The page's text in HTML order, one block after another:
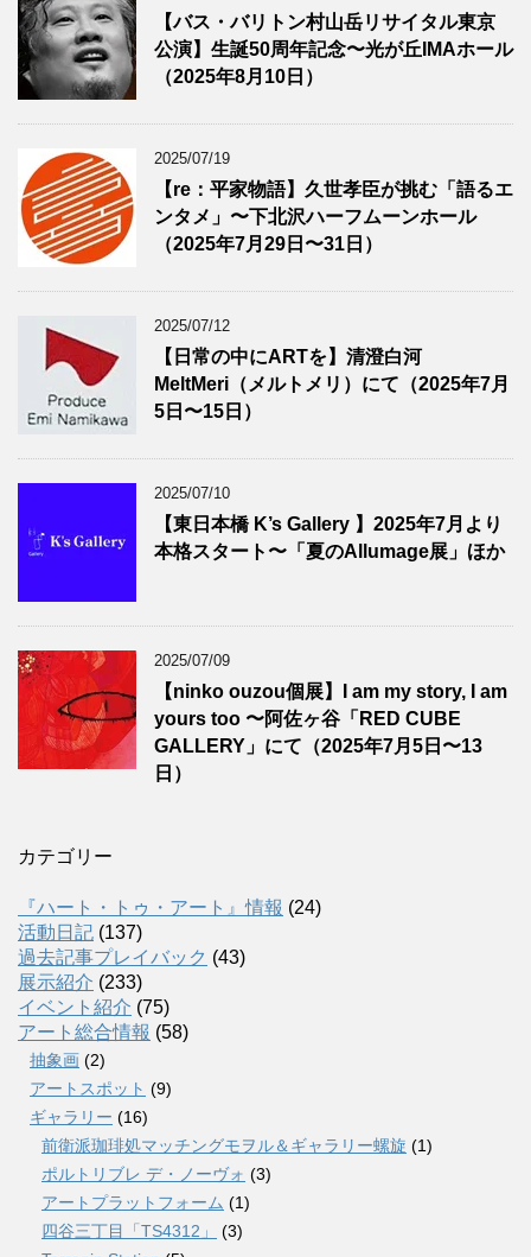
【バス・バリトン村山岳リサイタル東京
公演】生誕50周年記念〜光が丘IMAホール
（2025年8月10日）
2025/07/19
【re：平家物語】久世孝臣が挑む「語るエ
ンタメ」〜下北沢ハーフムーンホール
（2025年7月29日〜31日）
2025/07/12
【日常の中にARTを】清澄白河
MeltMeri（メルトメリ）にて（2025年7月
5日〜15日）
2025/07/10
【東日本橋 K’s Gallery 】2025年7月より
本格スタート〜「夏のAllumage展」ほか
2025/07/09
【ninko ouzou個展】I am my story, I am
yours too 〜阿佐ヶ谷「RED CUBE
GALLERY」にて（2025年7月5日〜13
日）
カテゴリー
『ハート・トゥ・アート』情報 (24)
活動日記 (137)
過去記事プレイバック (43)
展示紹介 (233)
イベント紹介 (75)
アート総合情報 (58)
抽象画 (2)
アートスポット (9)
ギャラリー (16)
前衛派珈琲処マッチングモヲル＆ギャラリー螺旋 (1)
ポルトリブレ デ・ノーヴォ (3)
アートプラットフォーム (1)
四谷三丁目「TS4312」
(3)